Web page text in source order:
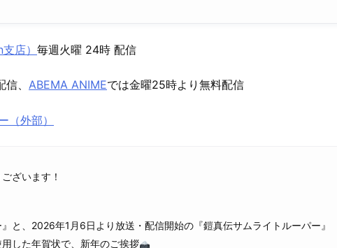
店） 毎週火曜 24時 配信
、 ABEMA ANIMEでは金曜25時より無料配信
（外部）
ざいます！
』と、2026年1月6日より放送・配信開始の『鎧真伝サムライトルーパー』
した年賀状で、新年のご挨拶